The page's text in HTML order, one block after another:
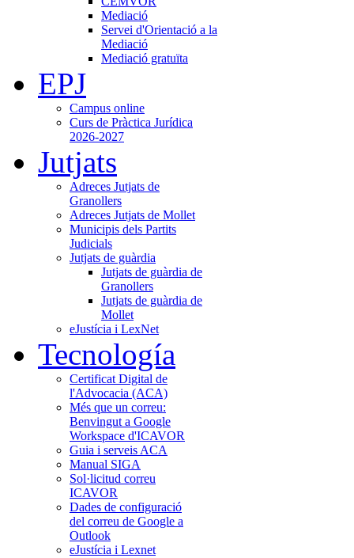
Mediació
Servei d'Orientació a la
Mediació
Mediació gratuïta
EPJ
Campus online
Curs de Pràctica Jurídica
2026-2027
Jutjats
Adreces Jutjats de
Granollers
Adreces Jutjats de Mollet
Municipis dels Partits
Judicials
Jutjats de guàrdia
Jutjats de guàrdia de
Granollers
Jutjats de guàrdia de
Mollet
eJustícia i LexNet
Tecnología
Certificat Digital de
l'Advocacia (ACA)
Més que un correu:
Benvingut a Google
Workspace d'ICAVOR
Guia i serveis ACA
Manual SIGA
Sol·licitud correu
ICAVOR
Dades de configuració
del correu de Google a
Outlook
eJustícia i Lexnet